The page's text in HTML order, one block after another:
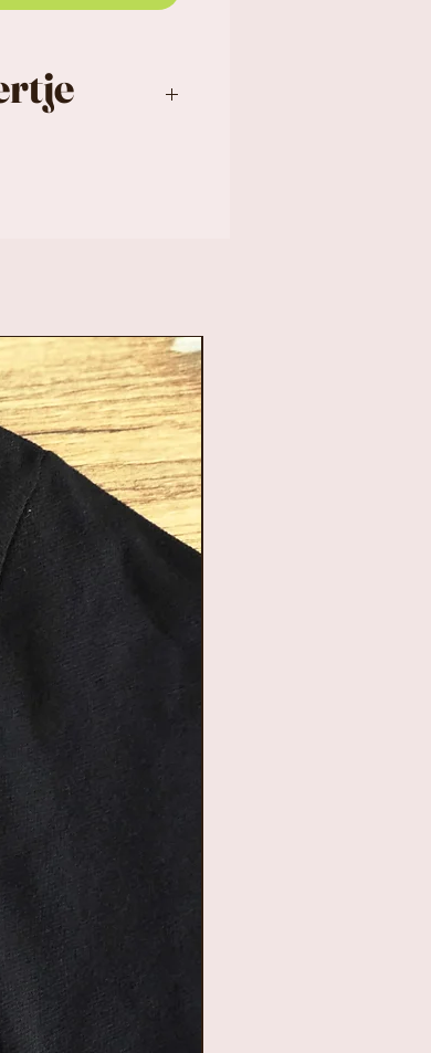
of
ontwerp
x 21 cm
zijn gemaakt
karton met
aan de
stevigheid.
zijn
zijn ze ook
en